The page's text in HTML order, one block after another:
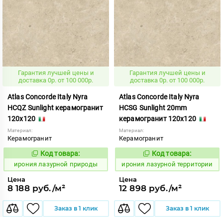
Гарантия лучшей цены и
доставка 0р. от 100 000р.
Atlas Concorde Italy Nyra
HCQZ Sunlight керамогранит
120x120
Материал:
Керамогранит
1098975
Код товара:
ирония лазурной природы
Цена
8 188 руб./м²
Заказ в 1 клик
Гарантия лучшей цены и
доставка 0р. от 100 000р.
Atlas Concorde Italy Nyra
HCSG Sunlight 20mm
керамогранит 120x120
Материал:
Керамогранит
1098979
Код товара:
ирония лазурной территории
Цена
12 898 руб./м²
Заказ в 1 клик